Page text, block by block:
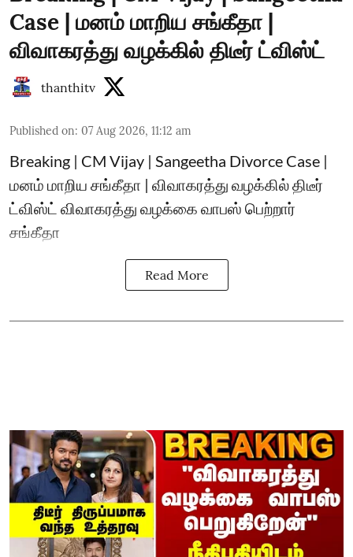
Case | மனம் மாறிய சங்கீதா |
விவாகரத்து வழக்கில் திடீர் ட்விஸ்ட்
thanthitv
Published on: 07 Aug 2026, 11:12 am
Breaking | CM Vijay | Sangeetha Divorce Case |
மனம் மாறிய சங்கீதா | விவாகரத்து வழக்கில் திடீர்
ட்விஸ்ட் விவாகரத்து வழக்கை வாபஸ் பெற்றார்
சங்கீதா
Read More